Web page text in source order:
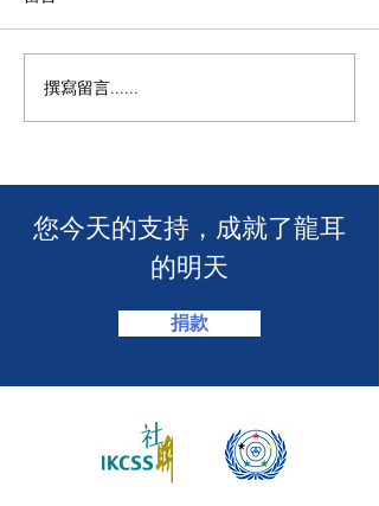
年度慈善自助午餐&晚餐
2025 - 一起創造改變！🎉
撰寫留言......
​您今天的支持，成就了龍耳
的明天
捐款